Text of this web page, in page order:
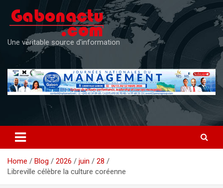
content
Une véritable source d'information
Home Blog 2026 juin
28
Libreville célèbre la culture coréenne